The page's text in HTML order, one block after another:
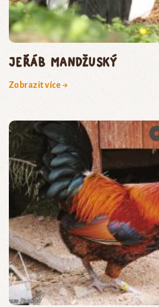
jeřáb mandžuský
Zobrazit více →